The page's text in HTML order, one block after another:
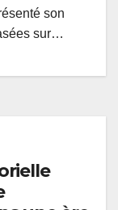
son
sur…